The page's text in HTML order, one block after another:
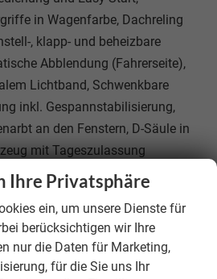
in Wagenfarbe, Dachreling
, klapp- und beheizbare
Abblendung (Fahrerseite),
Lichtband, Schwenkbare
inkl. Gespannstabilisierung,
an den Fenstern, D-Säule in
mit Tageszulassung
39.190,– €
Kosten für Überführung und Zulassungspapieren
anfordern
Ihre Privatsphäre
ein, um unsere Dienste für
berücksichtigen wir Ihre
nur die Daten für Marketing,
für die Sie uns Ihr